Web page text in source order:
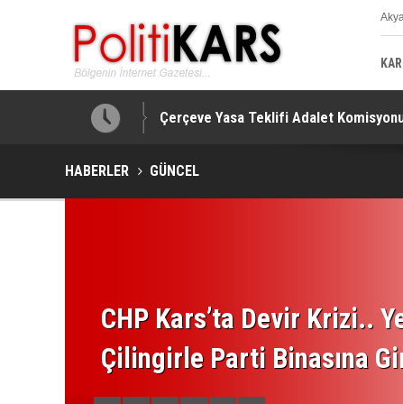
Çerçeve Yasa Teklifi Adalet
HABERLER GÜNCEL
CHP Kars’ta Devir Krizi..
Çilingirle Parti Binasına